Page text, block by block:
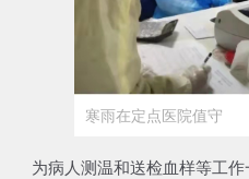
寒雨在定点医院值守
为病人测温和送检血样等工